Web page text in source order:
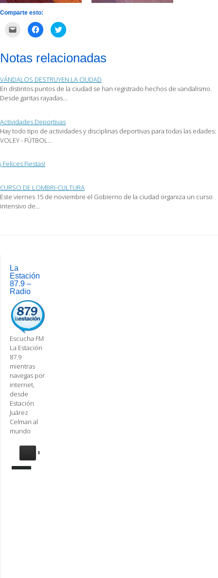
Comparte esto:
correo
electrónico
amigo
(Se
abre
en
una
Haz
clic
Facebook
(Se
una
ventana
nueva)
Haz
clic
en
Twitter
(Se
una
ventana
nueva)
Notas relacionadas
VÁNDALOS DESTRUYEN LA CIUDAD
En distintos puntos de la ciudad se han registrado hechos de vandalismo.
Desde garitas rayadas…
Actividades Deportivas
Hay todo tipo de actividades y disciplinas deportivas para todas las edades:
VOLEY - FÚTBOL…
¡ Felices Fiestas!
CURSO DE LOMBRI-CULTURA
Este viernes 15 de noviembre el Gobierno de la ciudad organiza un curso
intensivo de…
navigation
La
Estación
87.9 –
Radio
Escucha FM
La Estación
87.9
mientras
navegas por
internet,
desde
Estación
Juárez
Celman al
mundo